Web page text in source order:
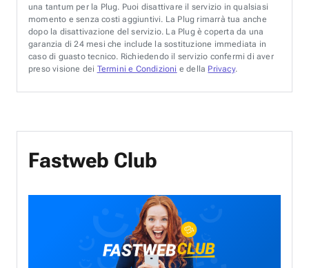
una tantum per la Plug. Puoi disattivare il servizio in qualsiasi
momento e senza costi aggiuntivi. La Plug rimarrà tua anche
dopo la disattivazione del servizio. La Plug è coperta da una
garanzia di 24 mesi che include la sostituzione immediata in
caso di guasto tecnico. Richiedendo il servizio confermi di aver
preso visione dei Termini e Condizioni e della Privacy.
Fastweb Club